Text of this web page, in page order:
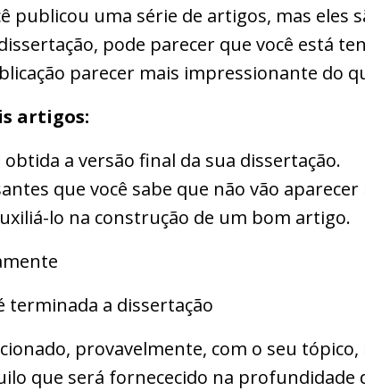
publicou uma série de artigos, mas eles
pode parecer que você está
parecer mais impressionante do
artigos:
a versão final da sua dissertação.
que você sabe que não vão aparecer
lo na construção de um bom artigo.
a dissertação
provavelmente, com o seu tópico,
que será fornececido na profundidade